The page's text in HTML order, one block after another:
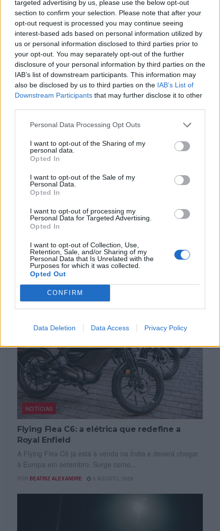
targeted advertising by us, please use the below opt-out
section to confirm your selection. Please note that after your
opt-out request is processed you may continue seeing
interest-based ads based on personal information utilized by
us or personal information disclosed to third parties prior to
your opt-out. You may separately opt-out of the further
disclosure of your personal information by third parties on the
IAB’s list of downstream participants. This information may
also be disclosed by us to third parties on the IAB’s List of
Downstream Participants that may further disclose it to other
Personal Data Processing Opt Outs
I want to opt-out of the Sharing of my
personal data.
Opted In
I want to opt-out of the Sale of my
Personal Data.
Opted In
I want to opt-out of processing my
Personal Data for Targeted Advertising.
Opted In
I want to opt-out of Collection, Use,
Retention, Sale, and/or Sharing of my
Personal Data that Is Unrelated with the
Purposes for which it was collected.
Opted Out
CONFIRM
Data Deletion Data Access Privacy Policy
Tags: destaque Jogos Olímpicos Tom Cruise
RELACIONADOS
Max Toth entra em cena e agita a Bagger
World Cup em Silverstone
A FIM Harley-Davidson Bagger World Cup regressa ao
Circuito de Silverstone de 7 a 9 de agosto para a...
BEATRIZ ALEXANDRE
NOTÍCIAS
Flying Flea C6: a elétrica que redefine a
Royal Enfield
A Flying Flea C6 já está à venda na Índia e deverá chegar
à Europa em setembro. Surge como...
POR BEATRIZ ALEXANDRE 5 AGOSTO, 2026